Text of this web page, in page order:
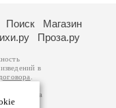
Поиск
Магазин
Проза.ру
в
авторам
возможна